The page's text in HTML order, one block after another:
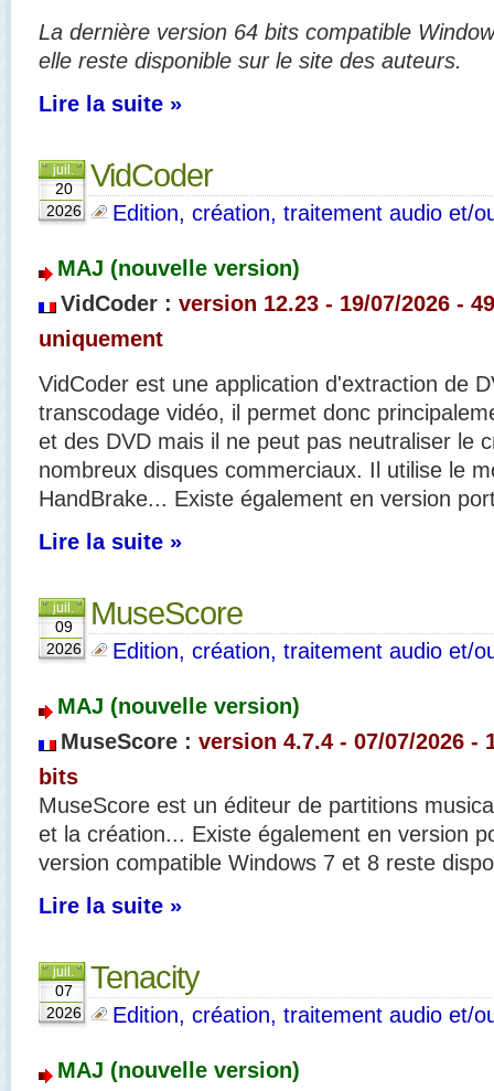
La dernière version 64 bits compatible
elle reste disponible sur le site des auteurs.
Lire la suite »
juil.
20
2026
VidCoder
Edition, création, traitement audio et/
MAJ (nouvelle version)
VidCoder : version 12.23 - 19/07/2026 -
uniquement
VidCoder est une application d'extraction de
transcodage vidéo, il permet donc
et des DVD mais il ne peut pas neutraliser le
nombreux disques commerciaux. Il utilise le
HandBrake... Existe également en version
Lire la suite »
juil.
09
2026
MuseScore
Edition, création, traitement audio et/
MAJ (nouvelle version)
MuseScore : version 4.7.4 - 07/07/2026 -
bits
MuseScore est un éditeur de partitions
et la création... Existe également en version
version compatible Windows 7 et 8 reste
Lire la suite »
juil.
07
2026
Tenacity
Edition, création, traitement audio et/
MAJ (nouvelle version)